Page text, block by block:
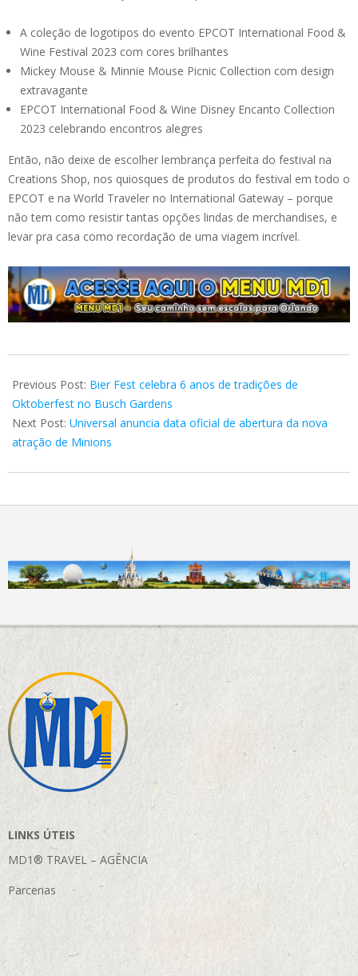
A coleção de logotipos do evento EPCOT International Food &
Wine Festival 2023 com cores brilhantes
Mickey Mouse & Minnie Mouse Picnic Collection com design
extravagante
EPCOT International Food & Wine Disney Encanto Collection
2023 celebrando encontros alegres
Então, não deixe de escolher lembrança perfeita do festival na
Creations Shop, nos quiosques de produtos do festival em todo o
EPCOT e na World Traveler no International Gateway – porque
não tem como resistir tantas opções lindas de merchandises, e
levar pra casa como recordação de uma viagem incrível.
07-
28
Previous Post: Bier Fest celebra 6 anos de tradições de
Oktoberfest no Busch Gardens
Next Post: Universal anuncia data oficial de abertura da nova
atração de Minions
LINKS ÚTEIS
MD1® TRAVEL – AGÊNCIA
Parcerias